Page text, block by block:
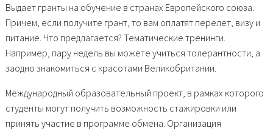
Выдает гранты на обучение в странах Европейского союза.
Причем, если получите грант, то вам оплатят перелет, визу и
питание. Что предлагается? Тематические тренинги.
Например, пару недель вы можете учиться толерантности, а
заодно знакомиться с красотами Великобритании.
Международный образовательный проект, в рамках которого
студенты могут получить возможность стажировки или
принять участие в программе обмена. Организация